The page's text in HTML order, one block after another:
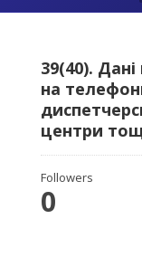
39(40).
на
центри
Followers
0